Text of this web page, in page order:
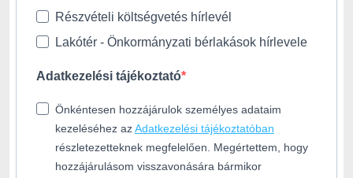
Részvételi költségvetés hírlevél
Lakótér - Önkormányzati bérlakások hírlevele
Adatkezelési tájékoztató
Önkéntesen hozzájárulok személyes adataim
kezeléséhez azAdatkezelési tájékoztatóban
részletezetteknek megfelelően. Megértettem, hogy
hozzájárulásom visszavonására bármikor